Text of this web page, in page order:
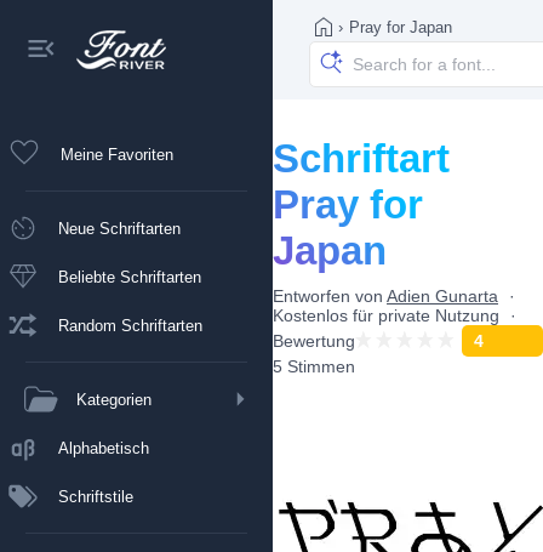
Meine Favoriten
Neue Schriftarten
Beliebte Schriftarten
Random Schriftarten
Kategorien
Alphabetisch
Schriftstile
› Pray for Japan
Schriftart
Pray for
Japan
Entworfen von Adien Gunarta
Kostenlos für private Nutzung
Bewertung
4
5 Stimmen